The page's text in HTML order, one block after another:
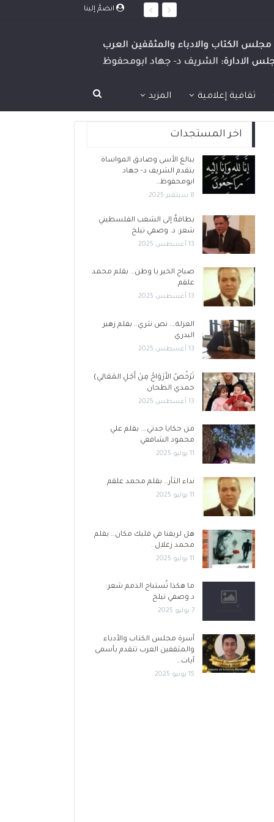
انضمَّ إلينا
ثقافية إعلامية المزيد
اخر المستجدات
ببالغ الأسى وصادق المواساة
يتقدم الشريف د- جهاد
ابومحفوظ…
8 سبتمبر 2025
بطاقةٌ إلى الشعب الفلسطيني
شعر: د. وصفي تيلخ
13 أغسطس 2025
صباح الخير يا وطن… بقلم محمد
علقم
13 أغسطس 2025
العزلة…. نص نثري.. بقلم زهير
البدري
13 أغسطس 2025
تَرْخُصُ الأَرْوَاحُ مِنْ أَجْلِ المَعَالِي)
حمدي الطحان
13 أغسطس 2025
من حكايا جدتي…. بقلم علي
محمود الشافعي
11 يوليو 2025
نداء الثأر… بقلم محمد علقم
11 يوليو 2025
هل لريفنا في قلبك مكان… بقلم
محمد زغلال .
11 يوليو 2025
ما هكذا تُستباح الذمم شعر:
د.وصفي تيلخ
7 يوليو 2025
أسرة مجلس الكتاب والأدباء
والمثقفين العرب تتقدم بأسمى
آيات…
15 يونيو 2025